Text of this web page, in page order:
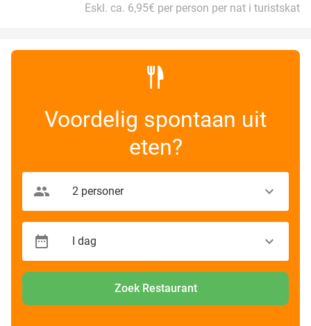
Eskl. ca. 6,95€ per person per nat i turistskat
Voordelig spontaan uit
eten?
Zoek Restaurant